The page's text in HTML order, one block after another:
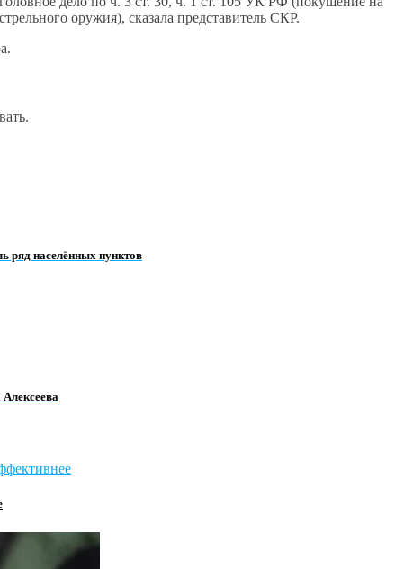
оружия), сказала представитель СКР.
ряд населённых пунктов